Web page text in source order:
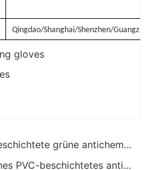
Qingdao/Shanghai/Shenzhen/Guangzhou
Der letzte : PVC beschichtete grüne antichemische Arbeitshandschuhe 40cm
Der nächste! : Grünes PVC-beschichtetes antichemisches Handschuhe sandiges Finish Strickhandgelenk